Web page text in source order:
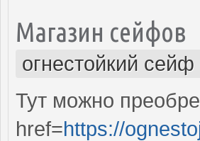
Магазин сейфов
огнестойкий
Тут можно
href=https://